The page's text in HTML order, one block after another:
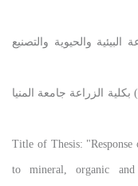
والحيوية والتصنيع
الزراعة جامعة المنيا
Title of Thesis:
to mineral, organic